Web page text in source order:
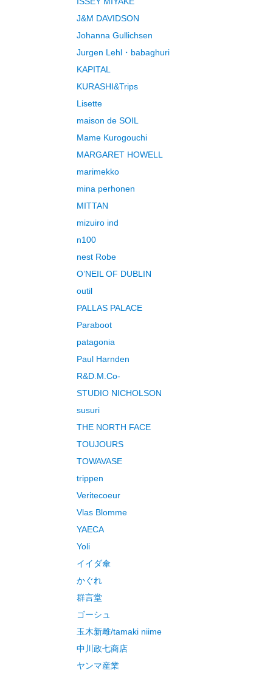
J&M DAVIDSON
Johanna Gullichsen
Jurgen Lehl・babaghuri
KAPITAL
KURASHI&Trips
Lisette
maison de SOIL
Mame Kurogouchi
MARGARET HOWELL
marimekko
mina perhonen
MITTAN
mizuiro ind
n100
nest Robe
O’NEIL OF DUBLIN
outil
PALLAS PALACE
Paraboot
patagonia
Paul Harnden
R&D.M.Co-
STUDIO NICHOLSON
susuri
THE NORTH FACE
TOUJOURS
TOWAVASE
trippen
Veritecoeur
Vlas Blomme
YAECA
Yoli
イイダ傘
かぐれ
群言堂
ゴーシュ
玉木新雌/tamaki niime
中川政七商店
ヤンマ産業